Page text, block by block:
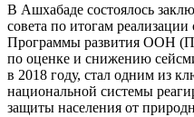
В Ашхабаде состоялось
совета по итогам
Программы развития ООН
по оценке и снижению
в 2018 году, стал одним из
национальной системы
защиты населения от